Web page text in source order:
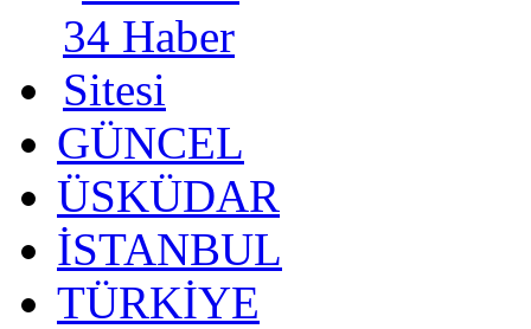
GÜNCEL
ÜSKÜDAR
İSTANBUL
TÜRKİYE